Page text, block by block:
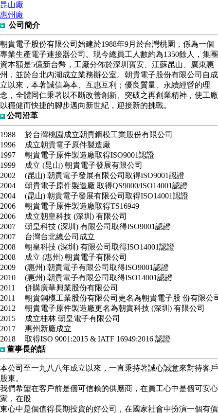
昆山廠
惠州廠
公司簡介
朝貴電子股份有限公司 始建於1988年9月於台灣桃園，係為一個
專業生產電子連接器公司。現今總員工人數約為1350餘人，集團
資本額是5億新台幣，工廠分佈於深圳寶安、江蘇昆山、廣東惠
州，並於台北內湖成立業務辦公室。朝貴電子股份有限公司自成
立以來，本著誠信為本、互惠互利；優良質量、永續經營的理
念，全體同仁秉著以不斷改善創新、突破之再創業精神，使工廠
以穩健而快捷的腳步邁向新世紀，迎接新的挑戰。
公司沿革
1988
於台灣桃園成立朝貴鋼模工業股份有限公司
1996
成立朝貴電子原件製造廠
1997
朝貴電子原件製造廠取得ISO9001認證
1999
成立 (昆山) 朝貴電子發展有限公司
2002
(昆山) 朝貴電子發展有限公司取得ISO9001認證
2004
朝貴電子原件製造廠 取得QS9000/ISO14001認證
2004
(昆山) 朝貴電子發展有限公司取得ISO14001認證
2006
朝貴電子原件製造廠取得TS16949
2006
成立朝皇科技 (深圳) 有限公司
2007
朝皇科技 (深圳) 有限公司取得ISO9001認證
2007
台灣台北總公司成立
2008
朝皇科技 (深圳) 有限公司取得ISO14001認證
2008
成立 (惠州) 朝貴電子有限公司
2009
(惠州) 朝貴電子有限公司取得ISO9001認證
2010
(惠州) 朝貴電子有限公司取得ISO14001認證
2011
併購廣華興業股份有限公司
2011
朝貴鋼模工業股份有限公司更名為朝貴電子股 份有限公
2012
朝貴電子原件製造廠更名為朝貴科技 (深圳) 有限公司
2015
成立桂林 朝皇電子有限公司
2017
惠州新廠成立
2018
取得ISO 9001:2015 & IATF 16949:2016 認證
董事長的話
本公司至一九八八年成立以來，一直秉持著誠心誠意來對待客
股東。
我們希望在客戶前是個可信賴的供應商，在員工心中是個可安
家，在股
東心中是個值得長期投資的好公司，在國家社會中扮演一個有